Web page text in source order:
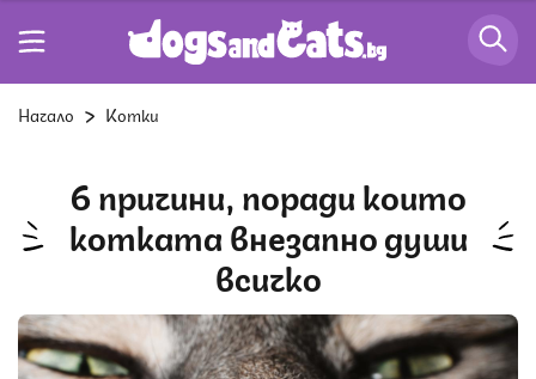
Начало Котки
6 причини, поради които
котката внезапно души
всичко